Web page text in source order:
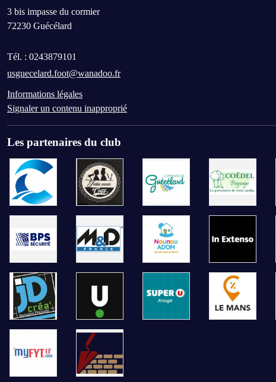
3 bis impasse du cormier
72230 Guécélard
Tél. : 0243879101
usguecelard.foot@wanadoo.fr
Informations légales
Signaler un contenu inapproprié
Les partenaires du club